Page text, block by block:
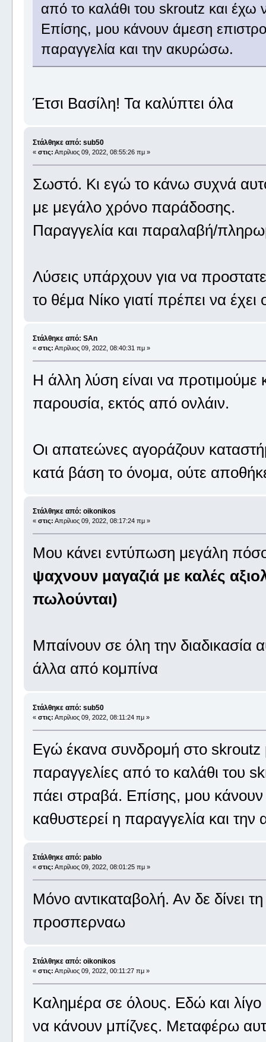
από το καλάθι του skroutz και έχω
Επίσης, μου κάνουν άμεση
παραγγελία και την ακυρώσω.
Έτσι Βασίλη! Τα καλύπτει όλα
Στάλθηκε από: sub50
« στις: Απρίλιος 09, 2022, 08:55:26 πμ »
Σωστό. Κι εγώ το κάνω συχνά
με μεγάλο χρόνο παράδοσης.
Παραγγελία και παραλαβή/
Λύσεις υπάρχουν για να
το θέμα Νίκο γιατί πρέπει να
Στάλθηκε από: SAn
« στις: Απρίλιος 09, 2022, 08:40:31 πμ »
Η άλλη λύση είναι να
παρουσία, εκτός από ονλάιν.
Οι απατεώνες αγοράζουν
κατά βάση το όνομα, ούτε
Στάλθηκε από: oikonikos
« στις: Απρίλιος 09, 2022, 08:17:24 πμ »
Μου κάνει εντύπωση μεγάλη πόσο
ψαχνουν μαγαζιά με καλές
πωλούνται)
Μπαίνουν σε όλη την διαδικασία
άλλα από κομπίνα
Στάλθηκε από: sub50
« στις: Απρίλιος 09, 2022, 08:11:24 πμ »
Εγώ έκανα συνδρομή στο skroutz
παραγγελίες από το καλάθι του
πάει στραβά. Επίσης, μου
καθυστερεί η παραγγελία και
Στάλθηκε από: pablo
« στις: Απρίλιος 09, 2022, 08:01:25 πμ »
Μόνο αντικαταβολή. Αν δε δίνει
προσπερναω
Στάλθηκε από: oikonikos
« στις: Απρίλιος 09, 2022, 00:11:27 πμ »
Καλημέρα σε όλους. Εδώ και λίγο
να κάνουν μπίζνες. Μεταφέρω